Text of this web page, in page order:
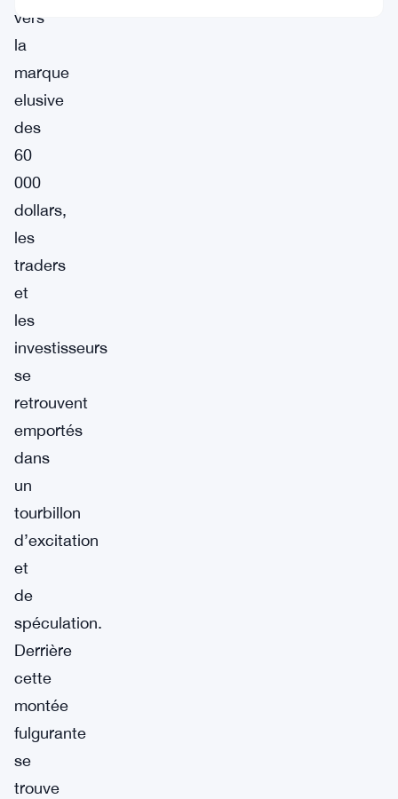
vers
la
marque
elusive
des
60
000
dollars,
les
traders
et
les
investisseurs
se
retrouvent
emportés
dans
un
tourbillon
d’excitation
et
de
spéculation.
Derrière
cette
montée
fulgurante
se
trouve